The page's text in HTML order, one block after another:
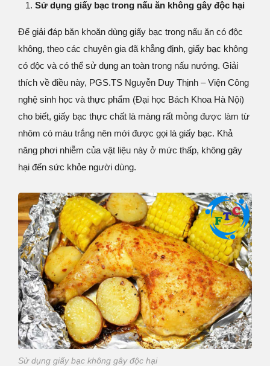
Sử dụng giấy bạc trong nấu ăn không gây độc hại
Để giải đáp băn khoăn dùng giấy bạc trong nấu ăn có độc
không, theo các chuyên gia đã khẳng định, giấy bạc không
có độc và có thể sử dụng an toàn trong nấu nướng. Giải
thích về điều này, PGS.TS Nguyễn Duy Thịnh – Viện Công
nghệ sinh học và thực phẩm (Đại học Bách Khoa Hà Nội)
cho biết, giấy bạc thực chất là màng rất mỏng được làm từ
nhôm có màu trắng nên mới được gọi là giấy bạc. Khả
năng phơi nhiễm của vật liệu này ở mức thấp, không gây
hại đến sức khỏe người dùng.
Sử dụng giấy bạc không gây độc hại